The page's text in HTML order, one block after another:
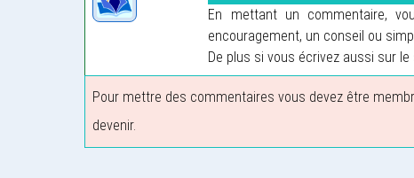
En mettant un commentaire,
encouragement, un conseil ou
De plus si vous écrivez aussi sur le
Pour mettre des commentaires vous devez être
devenir.